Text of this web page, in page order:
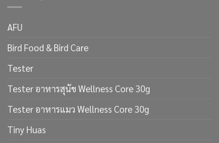
AFU
Bird Food & Bird Care
Tester
Tester อาหารสุนัข Wellness Core 30g
Tester อาหารแมว Wellness Core 30g
Tiny Huas